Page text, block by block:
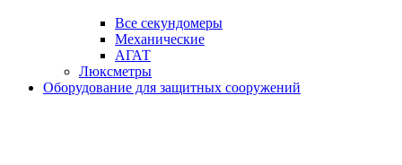
Все секундомеры
Механические
АГАТ
Люксметры
Оборудование для защитных сооружений